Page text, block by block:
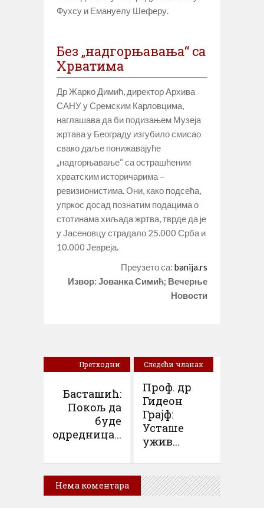
Фухсу и Емануелу Шеферу.
Без „надгорњавања“ са
Хрватима
Др Жарко Димић, директор Архива
САНУ у Сремским Карловцима,
наглашава да би подизањем Музеја
жртава у Београду изгубило смисао
свако даље понижавајуће
„надгорњавање“ са острашћеним
хрватским историчарима –
ревизионистима. Они, како подсећа,
упркос досад познатим подацима о
стотинама хиљада жртва, тврде да је
у Јасеновцу страдало 25.000 Срба и
10.000 Јевреја.
Преузето са: banija.rs
Извор: Јованка Симић; Вечерње
Новости
Претходни
Басташић:
Покољ да
буде
одредница...
Следећи чланак
Проф. др
Гидеон
Грајф:
Усташе
ужив...
Нема коментара